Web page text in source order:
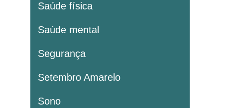
Saúde física
Saúde mental
Segurança
Setembro Amarelo
Sono